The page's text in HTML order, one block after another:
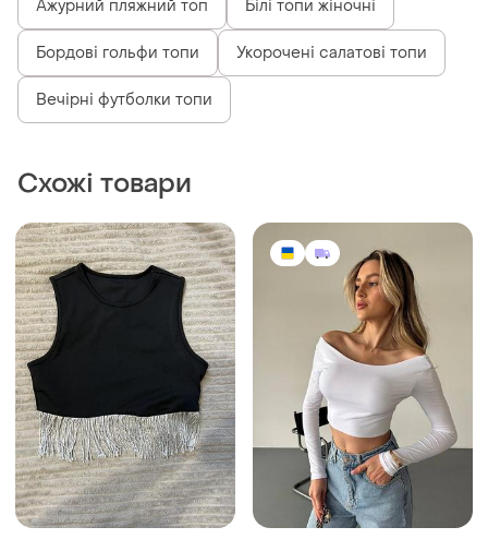
Ажурний пляжний топ Білі топи жіночні
Бордові гольфи топи Укорочені салатові топи
Вечірні футболки топи
Схожі товари